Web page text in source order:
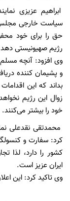
ابراهیم عزیزی
سیاست خارجی مجلس
حق را برای خود
رژیم صهیونیستی
وی افزود: آنچه
و پشیمان کننده
بداند که این
زوال این رژیم
خود را بیشتر می‌کنند.
محمدتقی نقدعلی
کرد: سفارت و
کشور را دارد، لذا
ایران عزیز است.
وی تاکید کرد: این